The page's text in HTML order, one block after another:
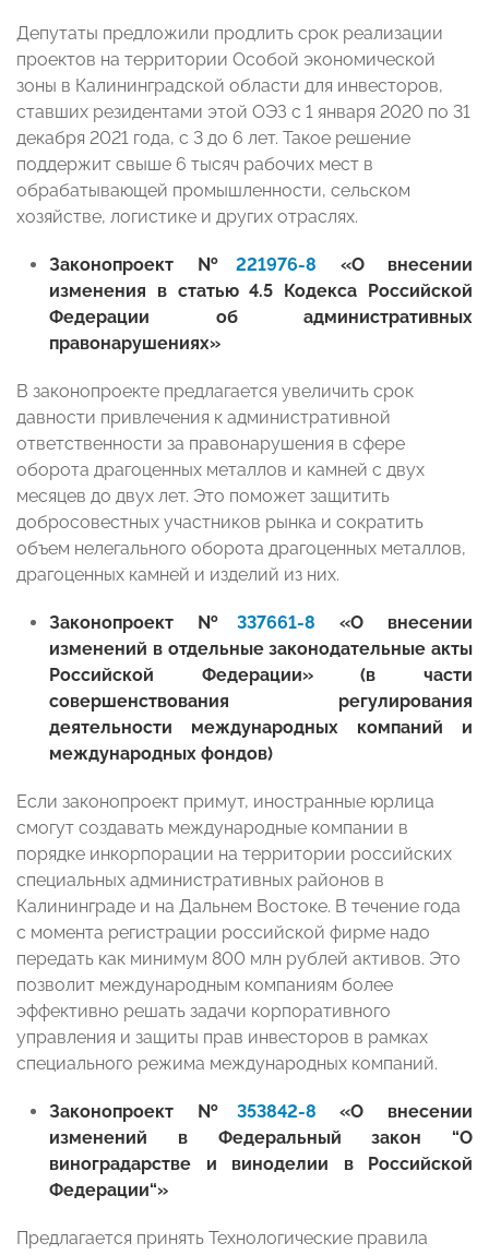
Депутаты предложили продлить срок реализации
проектов на территории Особой экономической
зоны в Калининградской области для инвесторов,
ставших резидентами этой ОЭЗ с 1 января 2020 по 31
декабря 2021 года, с 3 до 6 лет. Такое решение
поддержит свыше 6 тысяч рабочих мест в
обрабатывающей промышленности, сельском
хозяйстве, логистике и других отраслях.
Законопроект № 221976-8 «О внесении
изменения в статью 4.5 Кодекса Российской
Федерации об административных
правонарушениях»
В законопроекте предлагается увеличить срок
давности привлечения к административной
ответственности за правонарушения в сфере
оборота драгоценных металлов и камней с двух
месяцев до двух лет. Это поможет защитить
добросовестных участников рынка и сократить
объем нелегального оборота драгоценных металлов,
драгоценных камней и изделий из них.
Законопроект № 337661-8 «О внесении
изменений в отдельные законодательные акты
Российской Федерации» (в части
совершенствования регулирования
деятельности международных компаний и
международных фондов)
Если законопроект примут, иностранные юрлица
смогут создавать международные компании в
порядке инкорпорации на территории российских
специальных административных районов в
Калининграде и на Дальнем Востоке. В течение года
с момента регистрации российской фирме надо
передать как минимум 800 млн рублей активов. Это
позволит международным компаниям более
эффективно решать задачи корпоративного
управления и защиты прав инвесторов в рамках
специального режима международных компаний.
Законопроект № 353842-8 «О внесении
изменений в Федеральный закон “О
виноградарстве и виноделии в Российской
Федерации“»
Предлагается принять Технологические правила